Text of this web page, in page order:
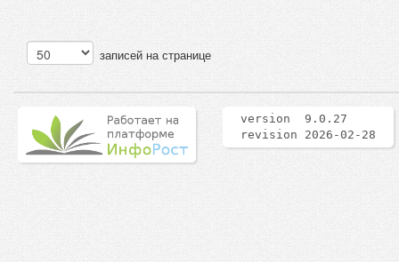
записей на странице
version 9.0.27
revision 2026-02-28